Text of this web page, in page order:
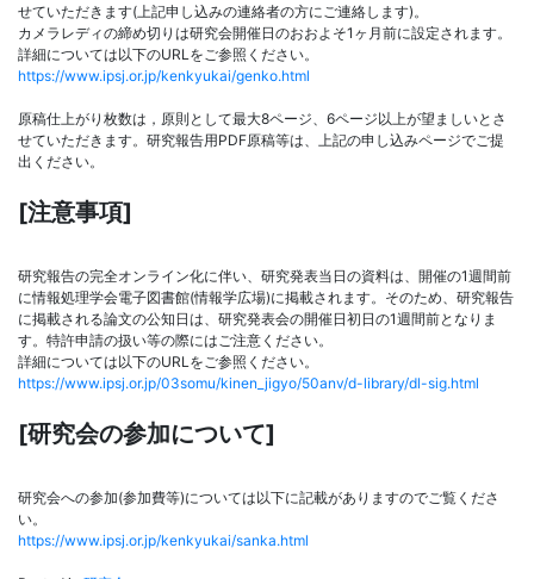
せていただきます(上記申し込みの連絡者の方にご連絡します)。
カメラレディの締め切りは研究会開催日のおおよそ1ヶ月前に設定されます。
詳細については以下のURLをご参照ください。
https://www.ipsj.or.jp/kenkyukai/genko.html
原稿仕上がり枚数は，原則として最大8ページ、6ページ以上が望ましいとさ
せていただきます。研究報告用PDF原稿等は、上記の申し込みページでご提
出ください。
[注意事項]
研究報告の完全オンライン化に伴い、研究発表当日の資料は、開催の1週間前
に情報処理学会電子図書館(情報学広場)に掲載されます。そのため、研究報告
に掲載される論文の公知日は、研究発表会の開催日初日の1週間前となりま
す。特許申請の扱い等の際にはご注意ください。
詳細については以下のURLをご参照ください。
https://www.ipsj.or.jp/03somu/kinen_jigyo/50anv/d-library/dl-sig.html
[研究会の参加について]
研究会への参加(参加費等)については以下に記載がありますのでご覧くださ
い。
https://www.ipsj.or.jp/kenkyukai/sanka.html